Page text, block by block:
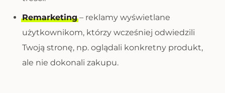
Remarketing– reklamy wyświetlane
użytkownikom, którzy wcześniej odwiedzili
Twoją stronę, np. oglądali konkretny produkt,
ale nie dokonali zakupu.